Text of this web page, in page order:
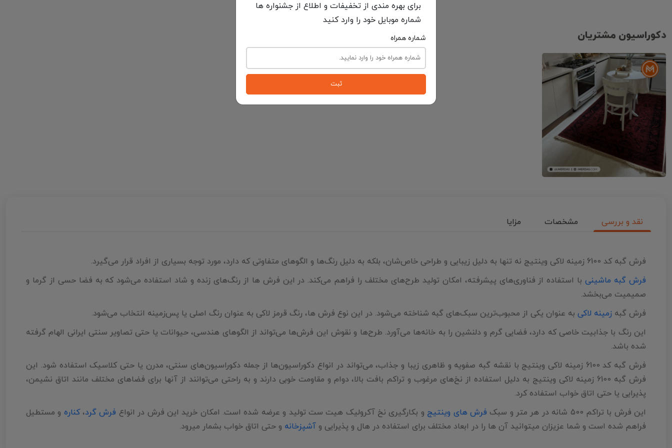
دکوراسیون مشتریان
نقد و بررسی مشخصات مزایا
فرش گبه کد 6100 زمینه لاکی وینتیج نه تنها به دلیل زیبایی و طراحی خاص‌شان، بلکه به دلیل رنگ‌ها و الگوهای متفاوتی که دارد، مورد توجه بسیاری از افراد قرار می‌گیرد.
فرش گبه ماشینیبا استفاده از فناوری‌های پیشرفته، امکان تولید طرح‌های مختلف را فراهم می‌کند. در این فرش ها از رنگ‌های زنده و شاد استفاده می‌شود که به فضا حسی از گرما و
صمیمیت می‌بخشد.
فرش گبه زمینه لاکی به عنوان یکی از محبوب‌ترین سبک‌های گبه شناخته می‌شود. در این نوع فرش ها، رنگ قرمز لاکی به عنوان رنگ اصلی یا پس‌زمینه انتخاب می‌شود.
این رنگ با جذابیت خاصی که دارد، فضایی گرم و دلنشین را به خانه‌ها می‌آورد. طرح‌ها و نقوش این فرش‌ها می‌تواند از الگوهای هندسی، حیوانات یا حتی تصاویر سنتی ایرانی الهام گرفته
شده باشد.
فرش گبه کد 6100 زمینه لاکی وینتیج با نقشه گبه صفویه و ظاهری زیبا و جذاب، می‌تواند در انواع دکوراسیون‌ها از جمله دکوراسیون‌های سنتی، مدرن یا حتی کلاسیک استفاده شود. این
فرش گبه 6100 زمینه لاکی وینتیج به دلیل استفاده از نخ‌های مرغوب و تراکم بافت بالا، دوام و مقاومت خوبی دارند و به راحتی می‌توانند از آنها برای فضاهای مختلف مانند اتاق نشیمن،
پذیرایی یا حتی اتاق خواب استفاده کرد.
این فرش با تراکم 500 شانه در هر متر و سبک
فرش های وینتیج و بکارگیری نخ آکرولیک هیت ست تولید و عرضه شده است. امکان خرید این فرش در انواع فرش گرد،کناره و مستطیل
فراهم شده است و شما عزیزان میتوانید آن ها را در ابعاد مختلف برای استفاده در هال و پذیرایی و آشپزخانه و حتی اتاق خواب بشمار میرود.
برای بهره مندی از تخفیفات و اطلاع از جشنواره ها
شماره موبایل خود را وارد کنید
شماره همراه
ثبت